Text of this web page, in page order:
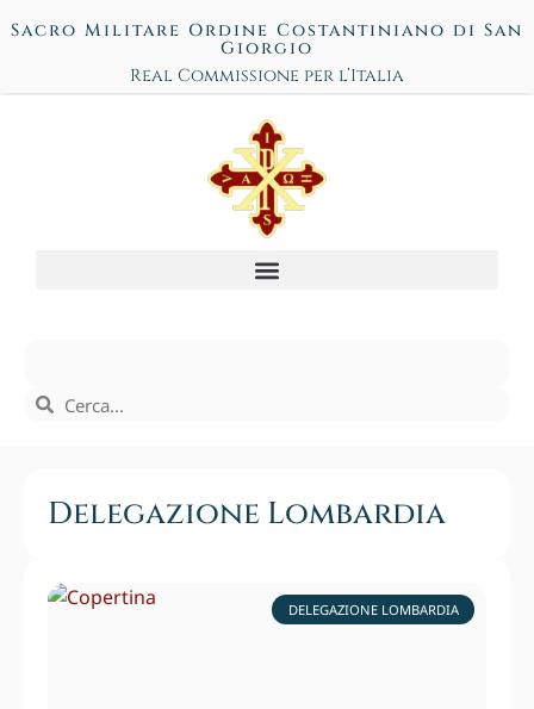
Sacro Militare Ordine Costantiniano di San
Giorgio
Real Commissione per l’Italia
Delegazione Lombardia
DELEGAZIONE LOMBARDIA